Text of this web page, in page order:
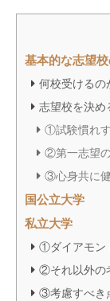
高校3年生の4
英検1級を取得
に正規留学。
現在は、武田
米校・拝島校
難関国公立・
輩出している
りつつ、
塾チャンネル」
YouTube「武
し、社会人向
者から英検1級
基本的な志望
何校受けるの
志望校を決め
①試験慣れ
②第一志望
③心身共に
国公立大学
私立大学
①ダイアモン
②それ以外の
③考慮すべき